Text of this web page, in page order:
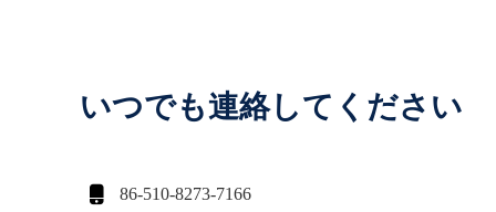
いつでも連絡してください
 86-510-8273-7166